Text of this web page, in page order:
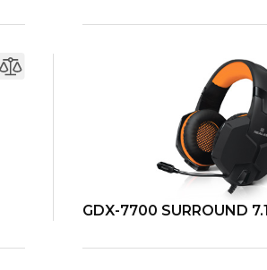
GDX-7700 SURROUND 7.1